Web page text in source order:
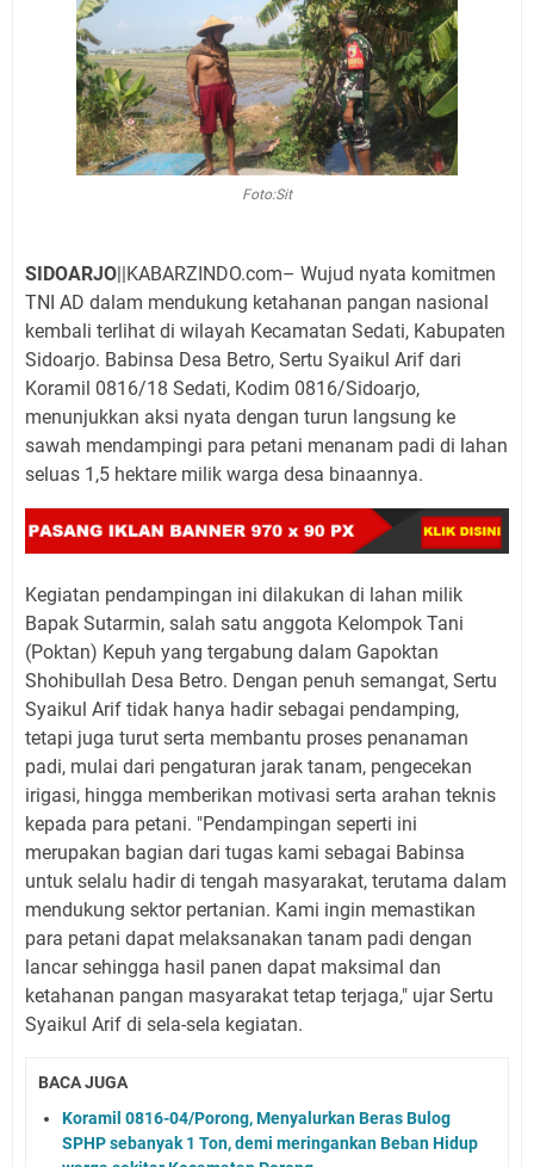
Foto:Sit
SIDOARJO||KABARZINDO.com– Wujud nyata komitmen
TNI AD dalam mendukung ketahanan pangan nasional
kembali terlihat di wilayah Kecamatan Sedati, Kabupaten
Sidoarjo. Babinsa Desa Betro, Sertu Syaikul Arif dari
Koramil 0816/18 Sedati, Kodim 0816/Sidoarjo,
menunjukkan aksi nyata dengan turun langsung ke
sawah mendampingi para petani menanam padi di lahan
seluas 1,5 hektare milik warga desa binaannya.
Kegiatan pendampingan ini dilakukan di lahan milik
Bapak Sutarmin, salah satu anggota Kelompok Tani
(Poktan) Kepuh yang tergabung dalam Gapoktan
Shohibullah Desa Betro. Dengan penuh semangat, Sertu
Syaikul Arif tidak hanya hadir sebagai pendamping,
tetapi juga turut serta membantu proses penanaman
padi, mulai dari pengaturan jarak tanam, pengecekan
irigasi, hingga memberikan motivasi serta arahan teknis
kepada para petani. "Pendampingan seperti ini
merupakan bagian dari tugas kami sebagai Babinsa
untuk selalu hadir di tengah masyarakat, terutama dalam
mendukung sektor pertanian. Kami ingin memastikan
para petani dapat melaksanakan tanam padi dengan
lancar sehingga hasil panen dapat maksimal dan
ketahanan pangan masyarakat tetap terjaga," ujar Sertu
Syaikul Arif di sela-sela kegiatan.
BACA JUGA
Koramil 0816-04/Porong, Menyalurkan Beras Bulog
SPHP sebanyak 1 Ton, demi meringankan Beban Hidup